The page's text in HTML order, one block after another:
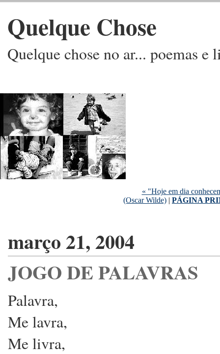
Quelque Chose
Quelque chose no ar... poemas e
« "Hoje em dia
(Oscar Wilde) | PÁGINA
março 21, 2004
JOGO DE PALAVRAS
Palavra,
Me lavra,
Me livra,